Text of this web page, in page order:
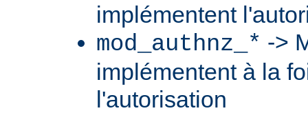
implémentent
mod_authnz_* ->
implémentent à la
l'autorisation